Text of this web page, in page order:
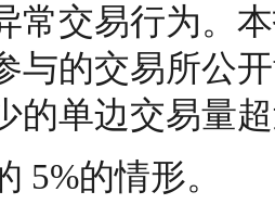
常交易行为。
与的交易所公
的单边交易量
5%的情形。